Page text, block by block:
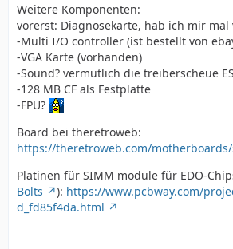
Weitere Komponenten:
vorerst: Diagnosekarte, hab ich mir mal
-Multi I/O controller (ist bestellt von
-VGA Karte (vorhanden)
-Sound? vermutlich die treiberscheue
-128 MB CF als Festplatte
-FPU?
Board bei theretroweb:
https://theretroweb.com/
Platinen für SIMM module für EDO-
Bolts
): https://www.pcbway.com/
d_fd85f4da.html